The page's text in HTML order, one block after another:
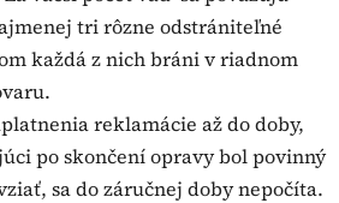
tri rôzne odstrániteľné
každá z nich bráni v riadnom
reklamácie až do doby,
po skončení opravy bol povinný
sa do záručnej doby nepočíta.